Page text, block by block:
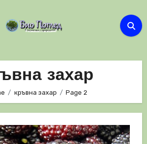
захар
кръвна захар Page 2